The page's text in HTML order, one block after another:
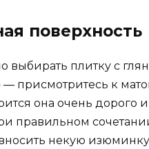
поверхность
выбирать плитку с
— присмотритесь к
она очень дорого и
правильном
некую